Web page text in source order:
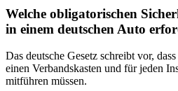
Welche obligatorischen
in einem deutschen Auto
Das deutsche Gesetz schreibt vor,
einen Verbandskasten und für jeden
mitführen müssen.